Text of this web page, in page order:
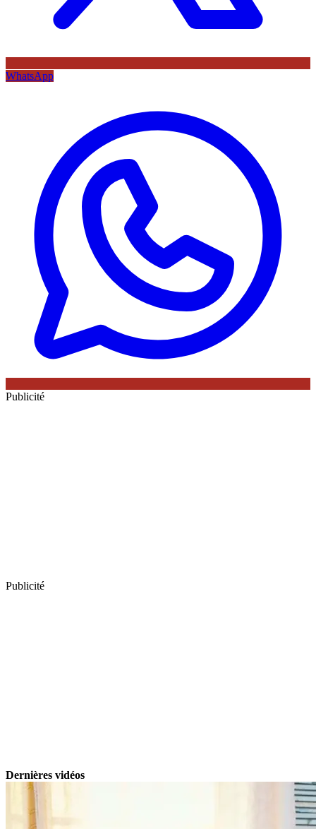
WhatsApp
Publicité
Publicité
Dernières vidéos